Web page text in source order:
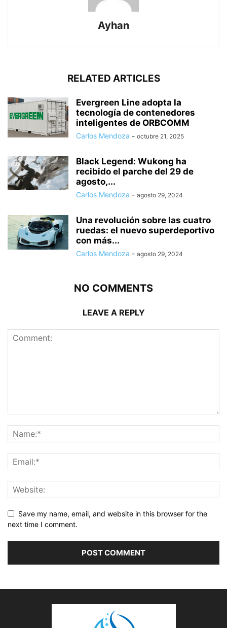
Ayhan
RELATED ARTICLES
Evergreen Line adopta la
tecnología de contenedores
inteligentes de ORBCOMM
Carlos Mendoza - octubre 21, 2025
Black Legend: Wukong ha
recibido el parche del 29 de
agosto,...
Carlos Mendoza - agosto 29, 2024
Una revolución sobre las cuatro
ruedas: el nuevo superdeportivo
con más...
Carlos Mendoza - agosto 29, 2024
NO COMMENTS
LEAVE A REPLY
Save my name, email, and website in this browser for the
next time I comment.